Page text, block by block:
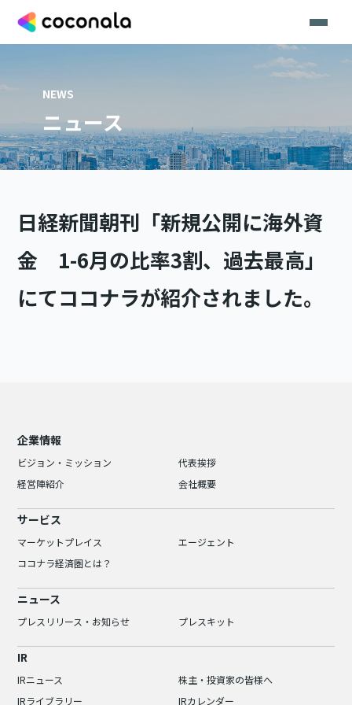
NEWS
ニュース
日経新聞朝刊「新規公開に海外資
金 1-6月の比率3割、過去最高」
にてココナラが紹介されました。
企業情報
ビジョン・ミッション
代表挨拶
経営陣紹介
会社概要
サービス
マーケットプレイス
エージェント
ココナラ経済圏とは？
ニュース
プレスリリース・お知らせ プレスキット
IR
IRニュース
株主・投資家の皆様へ
IRライブラリー
IRカレンダー